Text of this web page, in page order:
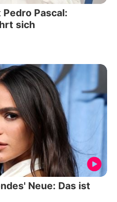
Pascal:
sich
Neue: Das ist